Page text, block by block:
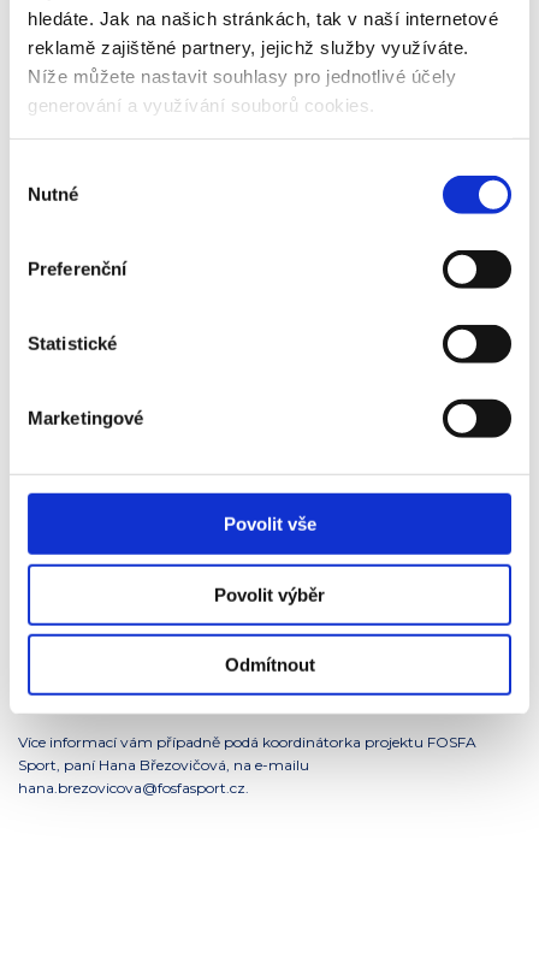
hledáte. Jak na našich stránkách, tak v naší internetové
reklamě zajištěné partnery, jejichž služby využíváte.
Níže můžete nastavit souhlasy pro jednotlivé účely
generování a využívání souborů cookies.
souhlasu
Nutné
Preferenční
Statistické
Marketingové
Povolit vše
Povolit výběr
Odmítnout
Středa fotbal
FOSFA MSK
Břeclav
den
fotbalových
dovedností,
Čtvrtek
všeobecná
sportovní
základy
atletiky,
sportovní
soutěže
míček, velký
zábavy
režim, teplé obědy, svačinky, tričko a veškeré provozní náklady.
proto neváhejte a přihlaste své dítě na tábor prostřednictvím formuláře
podtímto odkazem.
Více informací vám případně podá koordinátorka projektu FOSFA
Sport, paní Hana Březovičová, na e-mailu
hana.brezovicova@fosfasport.cz.